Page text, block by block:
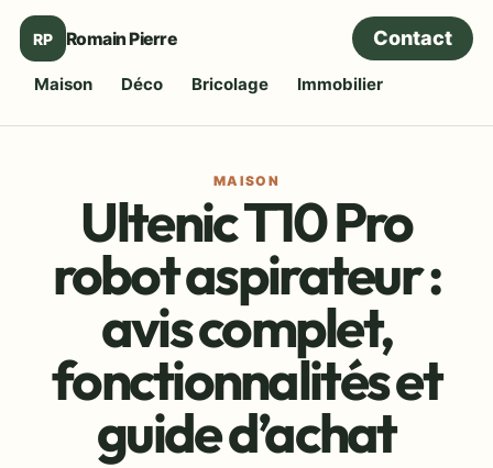
RP Romain Pierre
Maison Déco Bricolage Immobilier
Contact
MAISON
Ultenic T10 Pro
robot aspirateur :
avis complet,
fonctionnalités et
guide d’achat